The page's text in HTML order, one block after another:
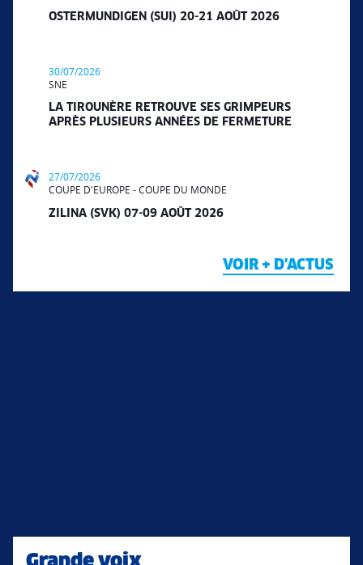
OSTERMUNDIGEN (SUI) 20-21 AOÛT 2026
30/07/2026
SNE
LA TIROUNÈRE RETROUVE SES GRIMPEURS
APRÈS PLUSIEURS ANNÉES DE FERMETURE
27/07/2026
COUPE D'EUROPE - COUPE DU MONDE
ZILINA (SVK) 07-09 AOÛT 2026
VOIR + D'ACTUS